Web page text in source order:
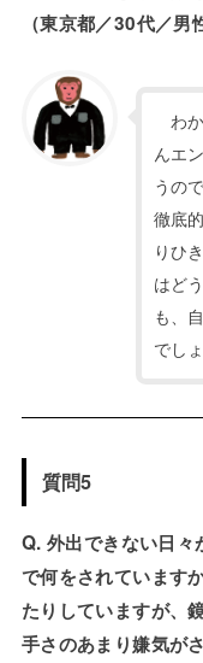
（東京都／30代／男
わ
んエ
うの
徹底
りひ
はど
も、
でし
質問5
Q. 外出できない日々
で何をされています
たりしていますが、
手さのあまり嫌気が